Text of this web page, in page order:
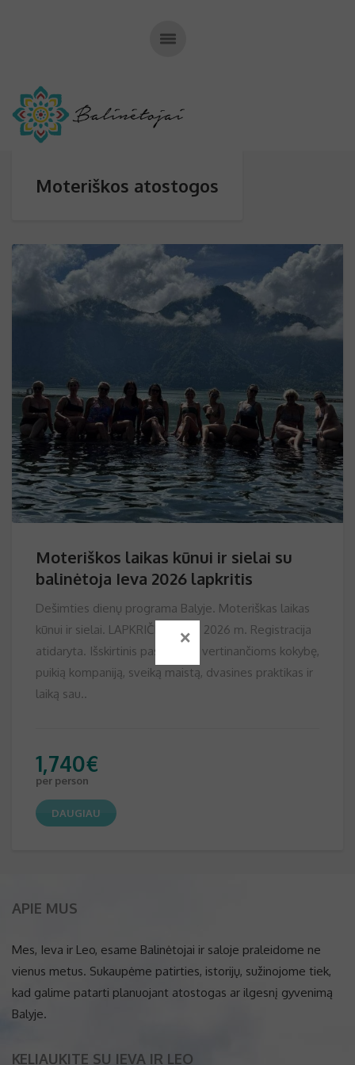
Moteriškos atostogos
Moteriškos laikas kūnui ir sielai su
balinėtoja Ieva 2026 lapkritis
Dešimties dienų programa Balyje. Moteriškas laikas
kūnui ir sielai. LAPKRIČIO 2-11d. 2026 m. Registracija
atidaryta. Išskirtinis pasiūlymas vertinančioms kokybę,
puikią kompaniją, sveiką maistą, dvasines praktikas ir
laiką sau..
1,740€
per person
DAUGIAU
APIE MUS
Mes, Ieva ir Leo, esame Balinėtojai ir saloje praleidome ne
vienus metus. Sukaupėme patirties, istorijų, sužinojome tiek,
kad galime patarti planuojant atostogas ar ilgesnį gyvenimą
Balyje.
KELIAUKITE SU IEVA IR LEO
×